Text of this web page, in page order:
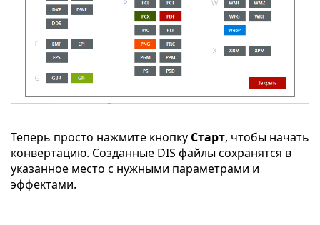
Теперь просто нажмите кнопку Старт, чтобы начать
конвертацию. Созданные DIS файлы сохранятся в
указанное место с нужными параметрами и
эффектами.